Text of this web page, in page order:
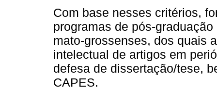
Com base nesses critérios,
programas de pós-
mato-grossenses, dos quais
intelectual de artigos em
defesa de dissertação/tese,
CAPES.